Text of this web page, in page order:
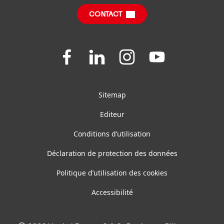
Fiches produits relatives aux qualités et
caractéristiques environnementales
CONTACT
Join
Join
on
Join
on
Join
on
Sitemap
Editeur
Conditions d’utilisation
Déclaration de protection des données
Politique d’utilisation des cookies
Accessibilité